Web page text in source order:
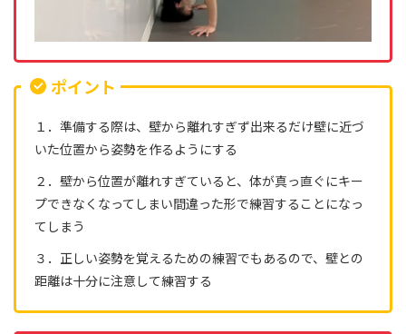
ポイント
１．準備する際は、壁から離れすぎず出来るだけ壁に近づ
いた位置から姿勢を作るようにする
２．壁から位置が離れすぎていると、体が真っ直ぐにキー
プできなくなってしまい間違った形で練習することになっ
てしまう
３．正しい姿勢を覚えるための練習でもあるので、壁との
距離は十分に注意して練習する